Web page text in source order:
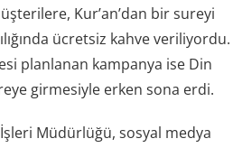
Kur’an’dan bir sureyi
ücretsiz kahve veriliyordu.
planlanan kampanya ise Din
girmesiyle erken sona erdi.
İşleri Müdürlüğü, sosyal medya